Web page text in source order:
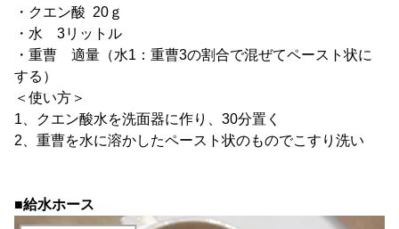
・クエン酸 20ｇ
・水 3リットル
・重曹 適量（水1：重曹3の割合で混ぜてペースト状に
する）
＜使い方＞
1、クエン酸水を洗面器に作り、30分置く
2、重曹を水に溶かしたペースト状のものでこすり洗い
■給水ホース